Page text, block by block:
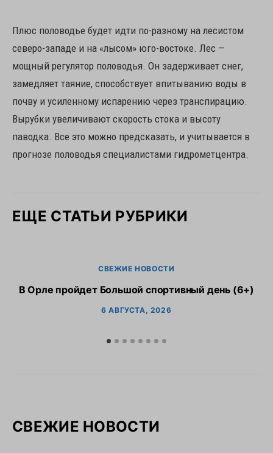
Плюс половодье будет идти по-разному на лесистом
северо-западе и на «лысом» юго-востоке. Лес —
мощный регулятор половодья. Он задерживает снег,
замедляет таяние, способствует впитыванию воды в
почву и усиленному испарению через транспирацию.
Вырубки увеличивают скорость стока и высоту
паводка. Все это можно предсказать, и учитывается в
прогнозе половодья специалистами гидрометцентра.
ЕЩЕ СТАТЬИ РУБРИКИ
СВЕЖИЕ НОВОСТИ
В Орле пройдет Большой спортивный день (6+)
6 АВГУСТА, 2026
СВЕЖИЕ НОВОСТИ